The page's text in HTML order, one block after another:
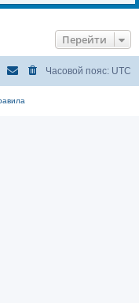
Перейти
Часовой пояс: UTC